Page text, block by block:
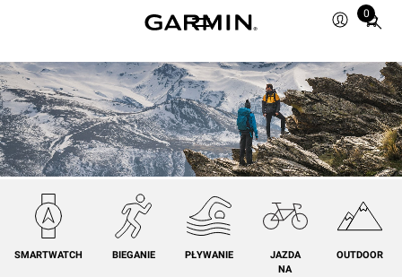
0
Total
in
cart:
0
SMARTWATCH BIEGANIE PŁYWANIE
JAZDA
NA
OUTDOOR